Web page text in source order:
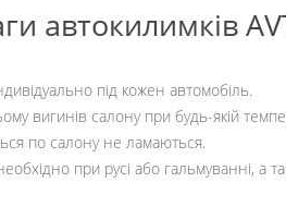
автокилимків
під кожен автомобіль.
вигинів салону при будь-якій
по салону не ламаються.
при русі або гальмуванні, а